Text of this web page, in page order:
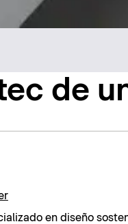
de
en diseño